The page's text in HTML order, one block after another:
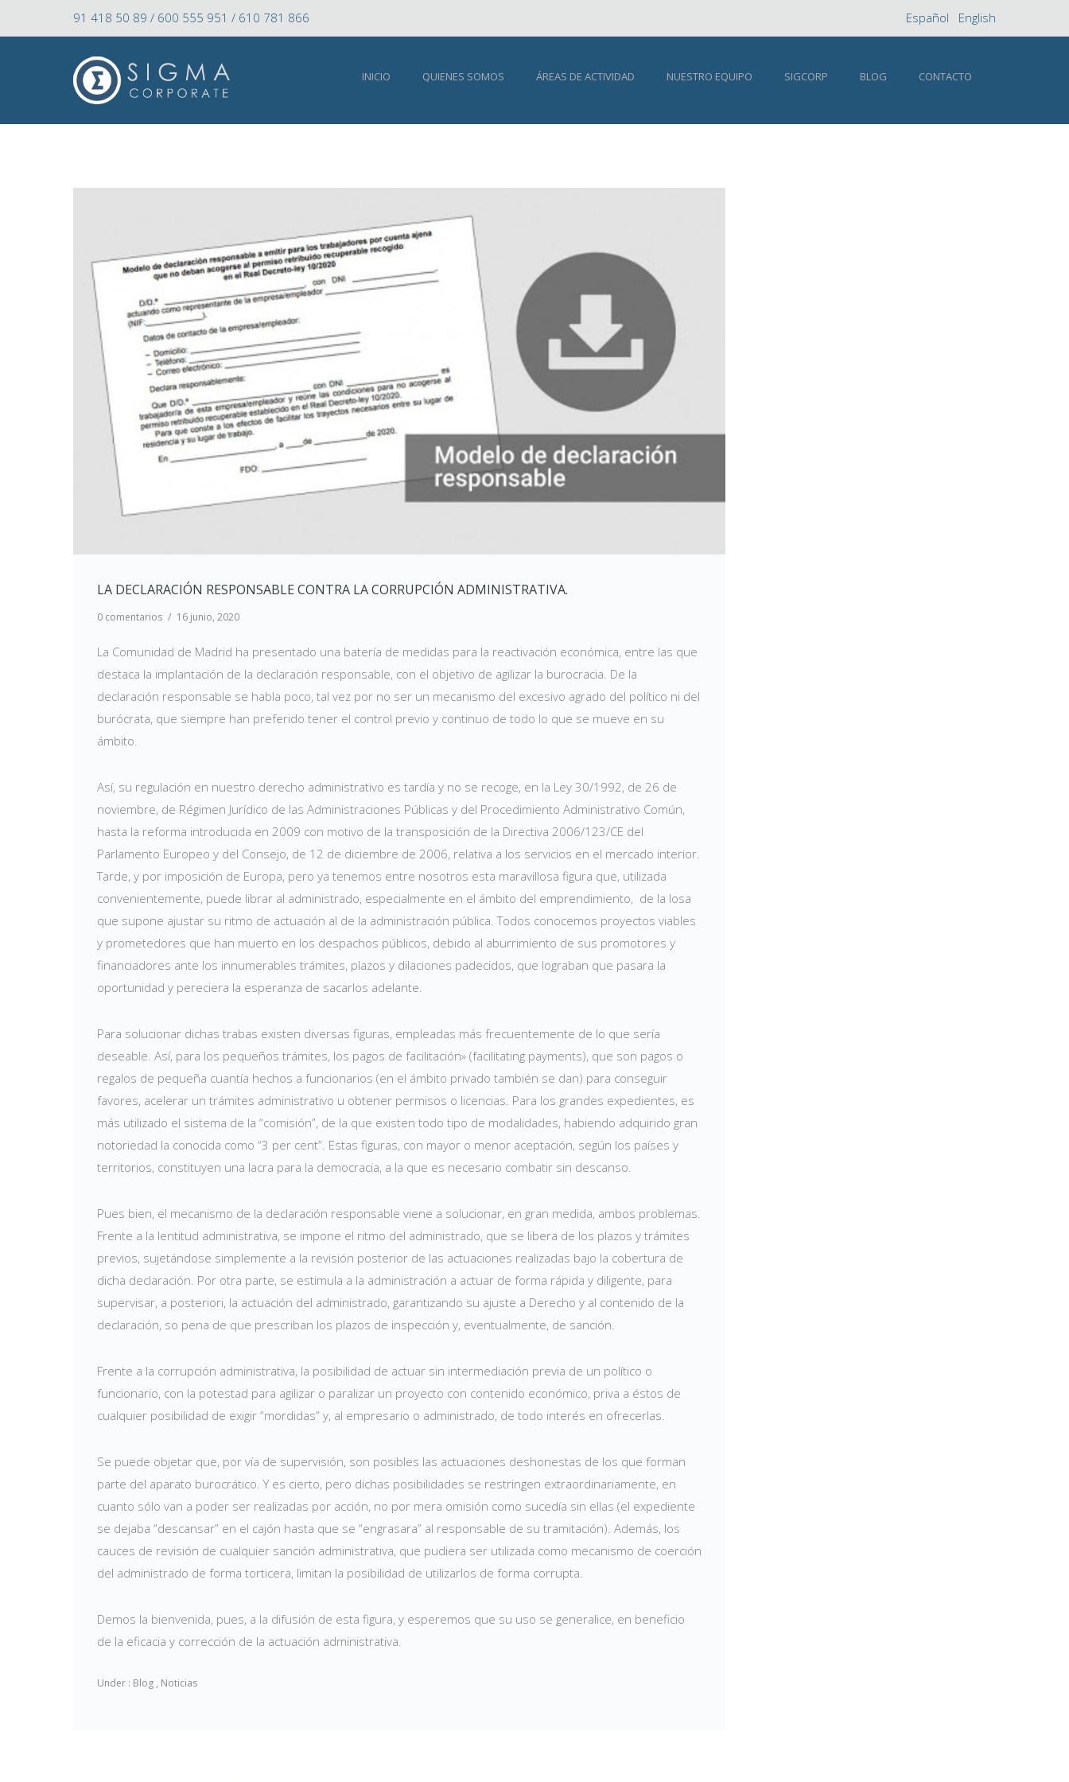
91 418 50 89 / 600 555 951 / 610 781 866 Español English
INICIO QUIENES SOMOS ÁREAS DE ACTIVIDAD NUESTRO EQUIPO SIGCORP BLOG CONTACTO
LA DECLARACIÓN RESPONSABLE CONTRA LA CORRUPCIÓN ADMINISTRATIVA.
0 comentarios / 16 junio, 2020
La Comunidad de Madrid ha presentado una batería de medidas para la reactivación económica, entre las que
destaca la implantación de la declaración responsable, con el objetivo de agilizar la burocracia. De la
declaración responsable se habla poco, tal vez por no ser un mecanismo del excesivo agrado del político ni del
burócrata, que siempre han preferido tener el control previo y continuo de todo lo que se mueve en su
ámbito.
Así, su regulación en nuestro derecho administrativo es tardía y no se recoge, en la Ley 30/1992, de 26 de
noviembre, de Régimen Jurídico de las Administraciones Públicas y del Procedimiento Administrativo Común,
hasta la reforma introducida en 2009 con motivo de la transposición de la Directiva 2006/123/CE del
Parlamento Europeo y del Consejo, de 12 de diciembre de 2006, relativa a los servicios en el mercado interior.
Tarde, y por imposición de Europa, pero ya tenemos entre nosotros esta maravillosa figura que, utilizada
convenientemente, puede librar al administrado, especialmente en el ámbito del emprendimiento, de la losa
que supone ajustar su ritmo de actuación al de la administración pública. Todos conocemos proyectos viables
y prometedores que han muerto en los despachos públicos, debido al aburrimiento de sus promotores y
financiadores ante los innumerables trámites, plazos y dilaciones padecidos, que lograban que pasara la
oportunidad y pereciera la esperanza de sacarlos adelante.
Para solucionar dichas trabas existen diversas figuras, empleadas más frecuentemente de lo que sería
deseable. Así, para los pequeños trámites, los pagos de facilitación» (facilitating payments), que son pagos o
regalos de pequeña cuantía hechos a funcionarios (en el ámbito privado también se dan) para conseguir
favores, acelerar un trámites administrativo u obtener permisos o licencias. Para los grandes expedientes, es
más utilizado el sistema de la “comisión”, de la que existen todo tipo de modalidades, habiendo adquirido gran
notoriedad la conocida como “3 per cent”. Estas figuras, con mayor o menor aceptación, según los países y
territorios, constituyen una lacra para la democracia, a la que es necesario combatir sin descanso.
Pues bien, el mecanismo de la declaración responsable viene a solucionar, en gran medida, ambos problemas.
Frente a la lentitud administrativa, se impone el ritmo del administrado, que se libera de los plazos y trámites
previos, sujetándose simplemente a la revisión posterior de las actuaciones realizadas bajo la cobertura de
dicha declaración. Por otra parte, se estimula a la administración a actuar de forma rápida y diligente, para
supervisar, a posteriori, la actuación del administrado, garantizando su ajuste a Derecho y al contenido de la
declaración, so pena de que prescriban los plazos de inspección y, eventualmente, de sanción.
Frente a la corrupción administrativa, la posibilidad de actuar sin intermediación previa de un político o
funcionario, con la potestad para agilizar o paralizar un proyecto con contenido económico, priva a éstos de
cualquier posibilidad de exigir “mordidas” y, al empresario o administrado, de todo interés en ofrecerlas.
Se puede objetar que, por vía de supervisión, son posibles las actuaciones deshonestas de los que forman
parte del aparato burocrático. Y es cierto, pero dichas posibilidades se restringen extraordinariamente, en
cuanto sólo van a poder ser realizadas por acción, no por mera omisión como sucedía sin ellas (el expediente
se dejaba “descansar” en el cajón hasta que se “engrasara” al responsable de su tramitación). Además, los
cauces de revisión de cualquier sanción administrativa, que pudiera ser utilizada como mecanismo de coerción
del administrado de forma torticera, limitan la posibilidad de utilizarlos de forma corrupta.
Demos la bienvenida, pues, a la difusión de esta figura, y esperemos que su uso se generalice, en beneficio
de la eficacia y corrección de la actuación administrativa.
Under : Blog , Noticias